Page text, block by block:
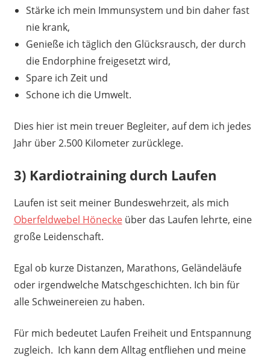
Stärke ich mein Immunsystem und bin daher fast
nie krank,
Genieße ich täglich den Glücksrausch, der durch
die Endorphine freigesetzt wird,
Spare ich Zeit und
Schone ich die Umwelt.
Dies hier ist mein treuer Begleiter, auf dem ich jedes
Jahr über 2.500 Kilometer zurücklege.
3) Kardiotraining durch Laufen
Laufen ist seit meiner Bundeswehrzeit, als mich
Oberfeldwebel Höneckeüber das Laufen lehrte, eine
große Leidenschaft.
Egal ob kurze Distanzen, Marathons, Geländeläufe
oder irgendwelche Matschgeschichten. Ich bin für
alle Schweinereien zu haben.
Für mich bedeutet Laufen Freiheit und Entspannung
zugleich. Ich kann dem Alltag entfliehen und meine